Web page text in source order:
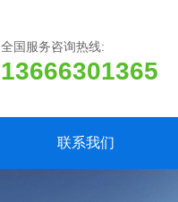
全国服务咨询热线:
13666301365
联系我们